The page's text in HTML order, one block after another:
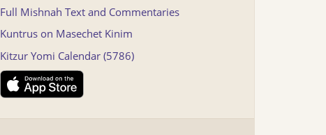
Full Mishnah Text and Commentaries
Kuntrus on Masechet Kinim
Kitzur Yomi Calendar (5786)